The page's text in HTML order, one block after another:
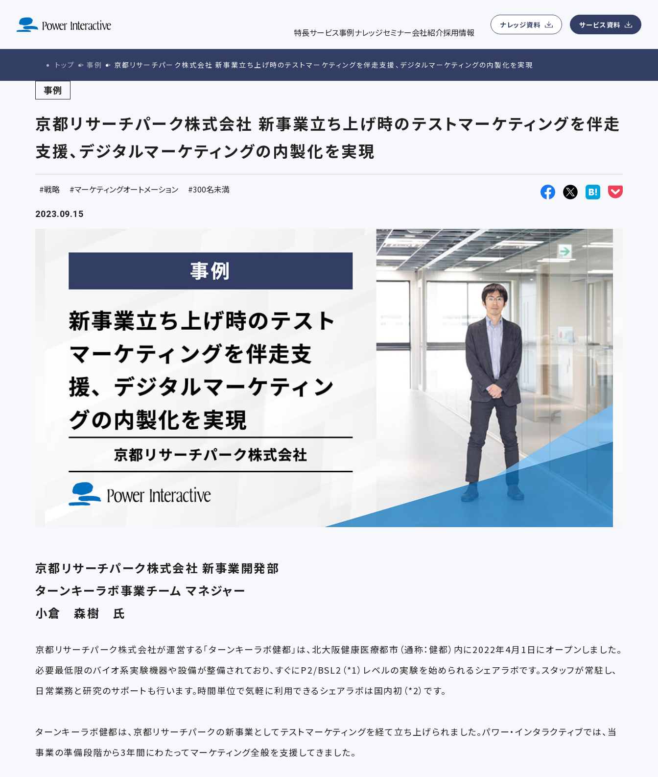
特長サービス
SERVICE
サービストップ
リサーチ
事例ナレッジ
ナレッジトップ
マーケティングに関わる無料eBookを提供
セミナー会社紹介
会社紹介トップ
所在地、事業領域、アクセスマップ、役員紹介などの基本情報
採用情報
ナレッジ資料 サービス資料
トップ 事例 京都リサーチパーク株式会社 新事業立ち上げ時のテストマーケティングを伴走支援、デジタルマーケティングの内製化を実現
事例
京都リサーチパーク株式会社 新事業立ち上げ時のテストマーケティングを伴走
支援、デジタルマーケティングの内製化を実現
戦略 マーケティングオートメーション 300名未満
2023.09.15
京都リサーチパーク株式会社 新事業開発部
ターンキーラボ事業チーム マネジャー
小倉 森樹 氏
京都リサーチパーク株式会社が運営する「ターンキーラボ健都」は、北大阪健康医療都市（通称：健都）内に2022年4月1日にオープンしました。
必要最低限のバイオ系実験機器や設備が整備されており、すぐにP2/BSL2（*1）レベルの実験を始められるシェアラボです。スタッフが常駐し、
日常業務と研究のサポートも行います。時間単位で気軽に利用できるシェアラボは国内初（*2）です。
ターンキーラボ健都は、京都リサーチパークの新事業としてテストマーケティングを経て立ち上げられました。パワー・インタラクティブでは、当
事業の準備段階から3年間にわたってマーケティング全般を支援してきました。